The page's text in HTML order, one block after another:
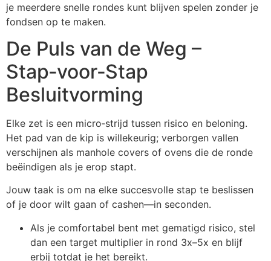
je meerdere snelle rondes kunt blijven spelen zonder je
fondsen op te maken.
De Puls van de Weg –
Stap‑voor‑Stap
Besluitvorming
Elke zet is een micro‑strijd tussen risico en beloning.
Het pad van de kip is willekeurig; verborgen vallen
verschijnen als manhole covers of ovens die de ronde
beëindigen als je erop stapt.
Jouw taak is om na elke succesvolle stap te beslissen
of je door wilt gaan of cashen—in seconden.
Als je comfortabel bent met gematigd risico, stel
dan een target multiplier in rond 3x–5x en blijf
erbij totdat je het bereikt.